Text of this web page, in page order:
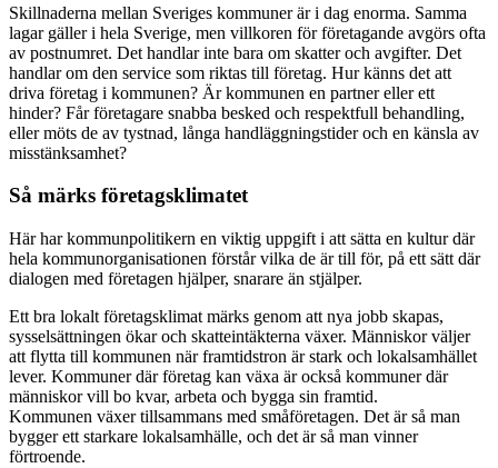
Skillnaderna mellan Sveriges kommuner är i dag enorma. Samma
lagar gäller i hela Sverige, men villkoren för företagande avgörs ofta
av postnumret. Det handlar inte bara om skatter och avgifter. Det
handlar om den service som riktas till företag. Hur känns det att
driva företag i kommunen? Är kommunen en partner eller ett
hinder? Får företagare snabba besked och respektfull behandling,
eller möts de av tystnad, långa handläggningstider och en känsla av
misstänksamhet?
Så märks företagsklimatet
Här har kommunpolitikern en viktig uppgift i att sätta en kultur där
hela kommunorganisationen förstår vilka de är till för, på ett sätt där
dialogen med företagen hjälper, snarare än stjälper.
Ett bra lokalt företagsklimat märks genom att nya jobb skapas,
sysselsättningen ökar och skatteintäkterna växer. Människor väljer
att flytta till kommunen när framtidstron är stark och lokalsamhället
lever. Kommuner där företag kan växa är också kommuner där
människor vill bo kvar, arbeta och bygga sin framtid.
Kommunen växer tillsammans med småföretagen. Det är så man
bygger ett starkare lokalsamhälle, och det är så man vinner
förtroende.